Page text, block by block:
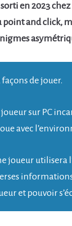
sorti en 2023
and click,
façons de jouer.
sur PC
avec
joueur
et pouvoir